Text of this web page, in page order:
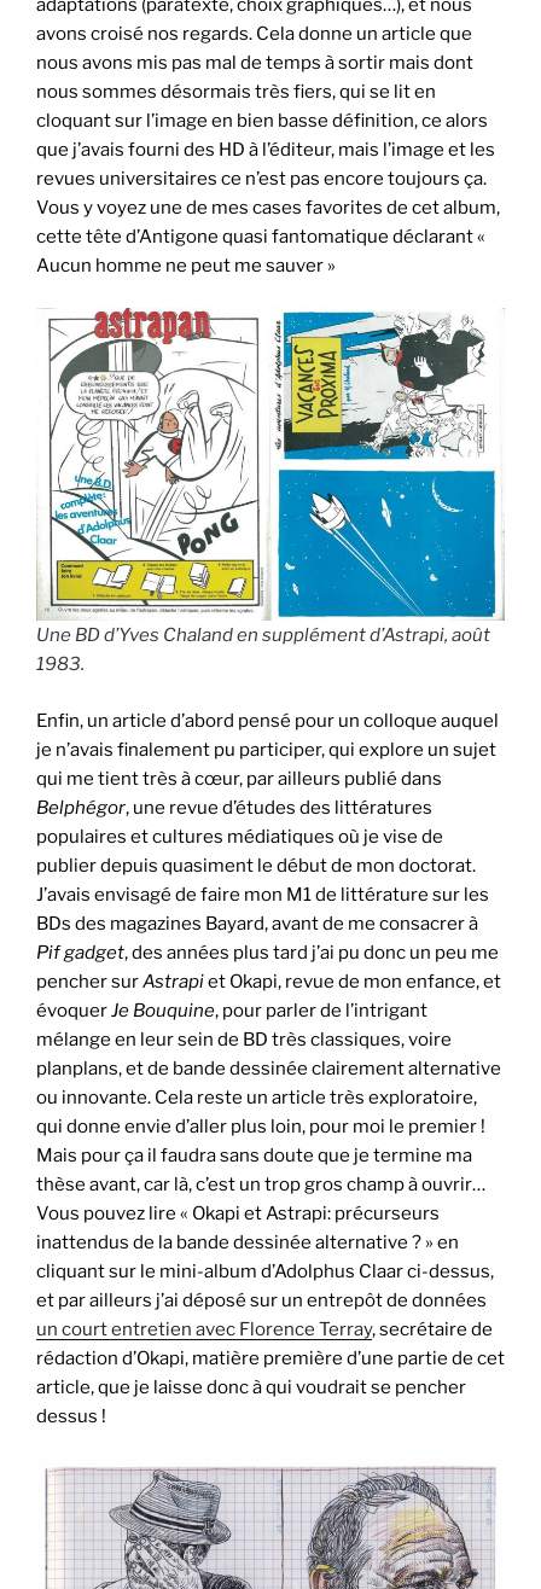
adaptations (paratexte, choix graphiques…), et nous
avons croisé nos regards. Cela donne un article que
nous avons mis pas mal de temps à sortir mais dont
nous sommes désormais très fiers, qui se lit en
cloquant sur l’image en bien basse définition, ce alors
que j’avais fourni des HD à l’éditeur, mais l’image et les
revues universitaires ce n’est pas encore toujours ça.
Vous y voyez une de mes cases favorites de cet album,
cette tête d’Antigone quasi fantomatique déclarant «
Aucun homme ne peut me sauver »
Une BD d’Yves Chaland en supplément d’Astrapi, août
1983.
Enfin, un article d’abord pensé pour un colloque auquel
je n’avais finalement pu participer, qui explore un sujet
qui me tient très à cœur, par ailleurs publié dans
Belphégor, une revue d’études des littératures
populaires et cultures médiatiques où je vise de
publier depuis quasiment le début de mon doctorat.
J’avais envisagé de faire mon M1 de littérature sur les
BDs des magazines Bayard, avant de me consacrer à
Pif gadget, des années plus tard j’ai pu donc un peu me
pencher surAstrapiet Okapi, revue de mon enfance, et
évoquerJe Bouquine, pour parler de l’intrigant
mélange en leur sein de BD très classiques, voire
planplans, et de bande dessinée clairement alternative
ou innovante. Cela reste un article très exploratoire,
qui donne envie d’aller plus loin, pour moi le premier !
Mais pour ça il faudra sans doute que je termine ma
thèse avant, car là, c’est un trop gros champ à ouvrir…
Vous pouvez lire « Okapi et Astrapi: précurseurs
inattendus de la bande dessinée alternative ? » en
cliquant sur le mini-album d’Adolphus Claar ci-dessus,
et par ailleurs j’ai déposé sur un entrepôt de données
un court entretien avec Florence Terray, secrétaire de
rédaction d’Okapi, matière première d’une partie de cet
article, que je laisse donc à qui voudrait se pencher
dessus !